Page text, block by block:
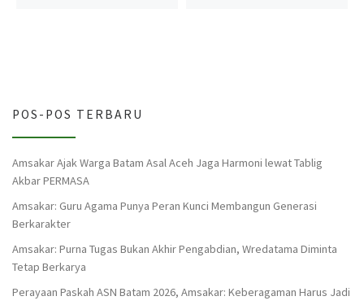
POS-POS TERBARU
Amsakar Ajak Warga Batam Asal Aceh Jaga Harmoni lewat Tablig
Akbar PERMASA
Amsakar: Guru Agama Punya Peran Kunci Membangun Generasi
Berkarakter
Amsakar: Purna Tugas Bukan Akhir Pengabdian, Wredatama Diminta
Tetap Berkarya
Perayaan Paskah ASN Batam 2026, Amsakar: Keberagaman Harus Jadi